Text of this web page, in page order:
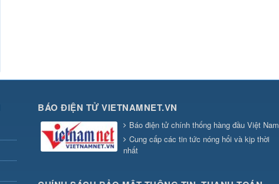
BÁO ĐIỆN TỬ VIETNAMNET.VN
Báo điện tử chính thống hàng đầu Việt Nam
Cung cấp các tin tức nóng hổi và kịp thời
nhất